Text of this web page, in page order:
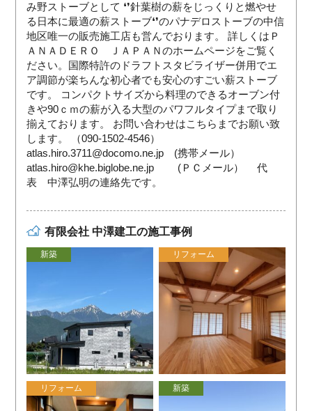
み野ストーブとして ❛❜針葉樹の薪をじっくりと燃やせ
る日本に最適の薪ストーブ❛❜のパナデロストーブの中信
地区唯一の販売施工店も営んでおります。 詳しくはＰ
ＡＮＡＤＥＲＯ ＪＡＰＡＮのホームページをご覧く
ださい。国際特許のドラフトスタビライザー併用でエ
ア調節が楽ちんな初心者でも安心のすごい薪ストーブ
です。 コンパクトサイズから料理のできるオーブン付
きや90ｃｍの薪が入る大型のパワフルタイプまで取り
揃えております。 お問い合わせはこちらまでお願い致
します。 （090-1502-4546）
atlas.hiro.3711@docomo.ne.jp (携帯メール）
atlas.hiro@khe.biglobe.ne.jp (ＰＣメール） 代
表 中澤弘明の連絡先です。
有限会社 中澤建工の施工事例
新築 リフォーム
リフォーム 新築